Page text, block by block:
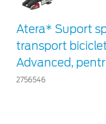
Atera* Suport
transport
Advanced,
2756546